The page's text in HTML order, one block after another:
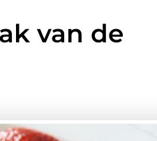
van de